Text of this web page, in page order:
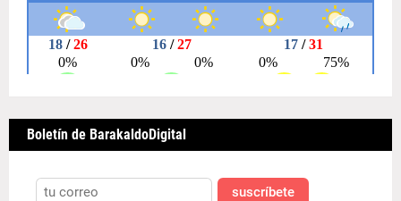
Boletín de BarakaldoDigital
suscríbete